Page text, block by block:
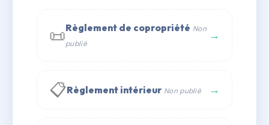
📜Règlement de copropriété Non
publié
→
📋Règlement intérieur Non publié →